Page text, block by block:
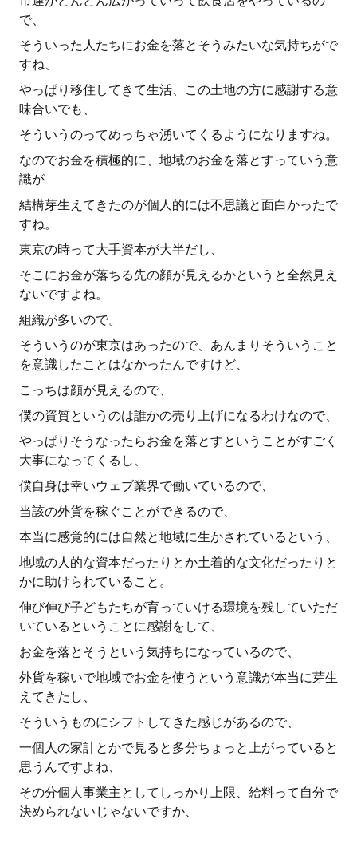
で、
そういった人たちにお金を落とそうみたいな気持ちがで
すね、
やっぱり移住してきて生活、この土地の方に感謝する意
味合いでも、
そういうのってめっちゃ湧いてくるようになりますね。
なのでお金を積極的に、地域のお金を落とすっていう意
識が
結構芽生えてきたのが個人的には不思議と面白かったで
すね。
東京の時って大手資本が大半だし、
そこにお金が落ちる先の顔が見えるかというと全然見え
ないですよね。
組織が多いので。
そういうのが東京はあったので、あんまりそういうこと
を意識したことはなかったんですけど、
こっちは顔が見えるので、
僕の資質というのは誰かの売り上げになるわけなので、
やっぱりそうなったらお金を落とすということがすごく
大事になってくるし、
僕自身は幸いウェブ業界で働いているので、
当該の外貨を稼ぐことができるので、
本当に感覚的には自然と地域に生かされているという、
地域の人的な資本だったりとか土着的な文化だったりと
かに助けられていること。
伸び伸び子どもたちが育っていける環境を残していただ
いているということに感謝をして、
お金を落とそうという気持ちになっているので、
外貨を稼いで地域でお金を使うという意識が本当に芽生
えてきたし、
そういうものにシフトしてきた感じがあるので、
一個人の家計とかで見ると多分ちょっと上がっていると
思うんですよね、
その分個人事業主としてしっかり上限、給料って自分で
決められないじゃないですか、